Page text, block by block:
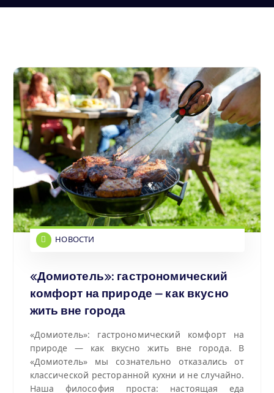
м
НОВОСТИ
«Домиотель»: гастрономический
комфорт на природе — как вкусно
жить вне города
«Домиотель»: гастрономический комфорт на
природе — как вкусно жить вне города. В
«Домиотель» мы сознательно отказались от
классической ресторанной кухни и не случайно.
Наша философия проста: настоящая еда